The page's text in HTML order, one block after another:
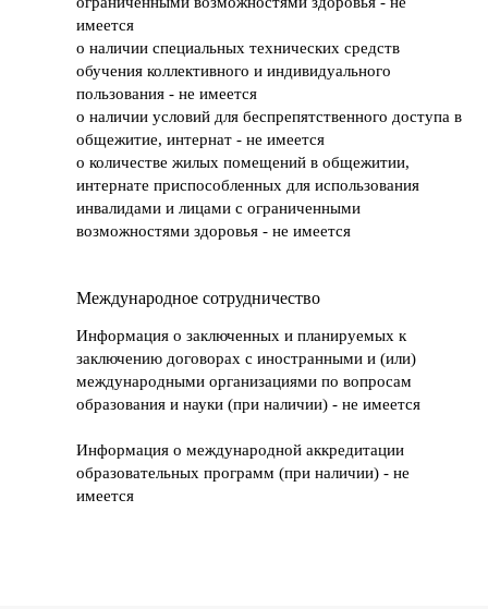
имеется
о наличии специальных технических средств
обучения коллективного и индивидуального
пользования - не имеется
о наличии условий для беспрепятственного доступа в
общежитие, интернат - не имеется
о количестве жилых помещений в общежитии,
интернате приспособленных для использования
инвалидами и лицами с ограниченными
возможностями здоровья - не имеется
Международное сотрудничество
Информация о заключенных и планируемых к
заключению договорах с иностранными и (или)
международными организациями по вопросам
образования и науки (при наличии) - не имеется
Информация о международной аккредитации
образовательных программ (при наличии) - не
имеется